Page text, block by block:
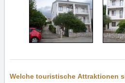
Welche touristische Attraktionen